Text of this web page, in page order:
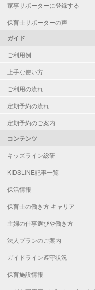
家事サポーターに登録する
保育士サポーターの声
ガイド
ご利用例
上手な使い方
ご利用の流れ
定期予約の流れ
定期予約のご案内
コンテンツ
キッズライン総研
KIDSLINE記事一覧
保活情報
保育士の働き方 キャリア
主婦の仕事選びや働き方
法人プランのご案内
ガイドライン遵守状況
保育施設情報